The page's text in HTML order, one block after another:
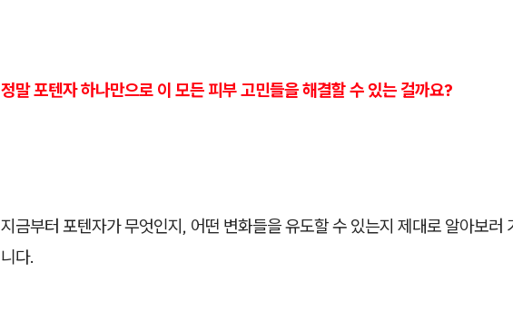
정말 포텐자 하나만으로 이 모든 피부 고민들을 해결할 수 있는 걸까요?
지금부터 포텐자가 무엇인지, 어떤 변화들을 유도할 수 있는지 제대로 알아보러
니다.